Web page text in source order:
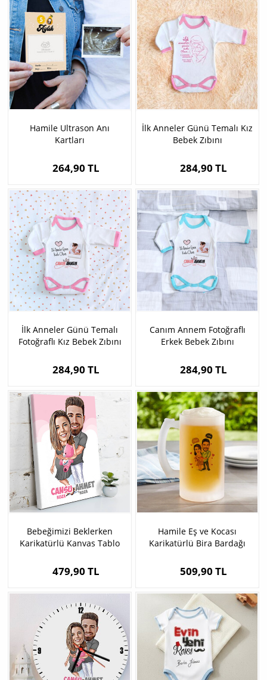
Hamile Ultrason Anı
Kartları
264,90 TL
İlk Anneler Günü Temalı Kız
Bebek Zıbını
284,90 TL
İlk Anneler Günü Temalı
Fotoğraflı Kız Bebek Zıbını
284,90 TL
Canım Annem Fotoğraflı
Erkek Bebek Zıbını
284,90 TL
Bebeğimizi Beklerken
Karikatürlü Kanvas Tablo
479,90 TL
Hamile Eş ve Kocası
Karikatürlü Bira Bardağı
509,90 TL